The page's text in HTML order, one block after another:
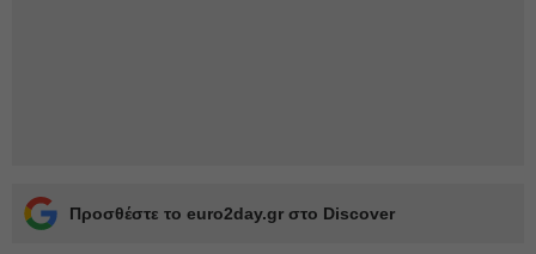
Προσθέστε το euro2day.gr στο Discover